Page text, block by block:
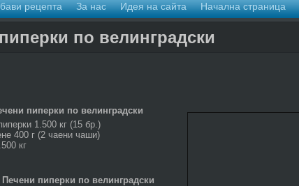
рецепта За нас Идея на сайта Начална страница
по велинградски
пиперки по велинградски
1.500 кг (15 бр.)
400 г (2 чаени чаши)
кг
Печени пиперки по велинградски